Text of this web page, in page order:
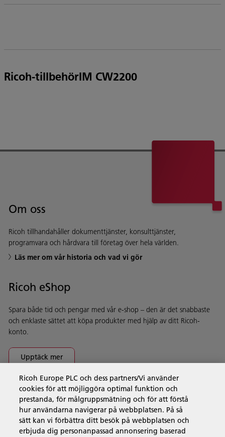
Ricoh-tillbehörIM CW2200
Om oss
Ricoh tillhandahåller dokumenttjänster, konsulttjänster,
programvara och hårdvara till företag över hela världen.
Läs mer om vår historia och vad vi gör
Ricoh eShop
Spara både tid och pengar med vår e-shop – den är det snabbaste
och enklaste sättet att köpa produkter med hjälp av ditt Ricoh-
konto.
Upptäck mer
Företagslösningar
Produkter och tjänster
Ricoh Europe PLC och dess partners/Vi använder
cookies för att möjliggöra optimal funktion och
prestanda, för målgruppsmätning och för att förstå
hur användarna navigerar på webbplatsen. På så
sätt kan vi förbättra ditt besök på webbplatsen och
erbjuda dig personanpassad annonsering baserad